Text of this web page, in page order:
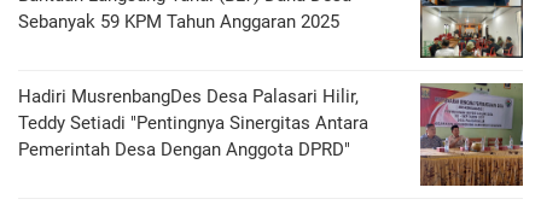
Sebanyak 59 KPM Tahun Anggaran 2025
Hadiri MusrenbangDes Desa Palasari Hilir,
Teddy Setiadi "Pentingnya Sinergitas Antara
Pemerintah Desa Dengan Anggota DPRD"